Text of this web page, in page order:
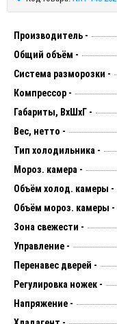
Производитель -
Общий объём -
Система разморозки -
Компрессор -
Габариты, ВхШхГ -
Вес, нетто -
Тип холодильника -
Мороз. камера -
Объём холод. камеры -
Объём мороз. камеры -
Зона свежести -
Управление -
Перенавес дверей -
Регулировка ножек -
Напряжение -